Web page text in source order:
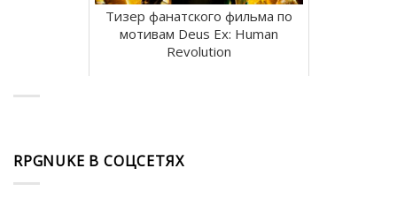
Тизер фанатского фильма по
мотивам Deus Ex: Human
Revolution
RPGNUKE В СОЦСЕТЯХ